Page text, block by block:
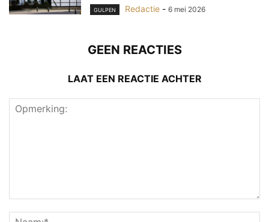
GULPEN Redactie - 6 mei 2026
GEEN REACTIES
LAAT EEN REACTIE ACHTER